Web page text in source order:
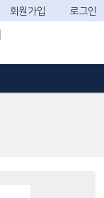
회원가입 로그인